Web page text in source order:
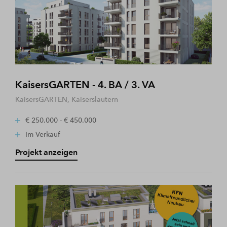
KaisersGARTEN - 4. BA / 3. VA
KaisersGARTEN, Kaiserslautern
€ 250.000 - € 450.000
Im Verkauf
Projekt anzeigen